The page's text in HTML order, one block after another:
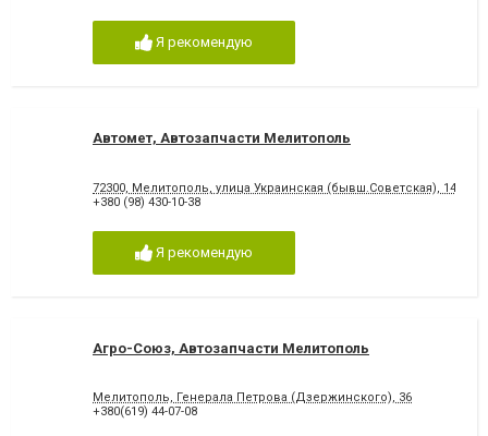
Я рекомендую
Автомет, Автозапчасти Мелитополь
72300, Мелитополь, улица Украинская (бывш.Советская), 148
+380 (98) 430-10-38
Я рекомендую
Агро-Союз, Автозапчасти Мелитополь
Мелитополь, Генерала Петрова (Дзержинского), 36
+380(619) 44-07-08